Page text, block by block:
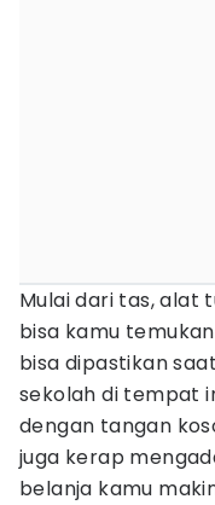
Mulai dari tas, alat
bisa kamu
bisa dipastikan
sekolah di tempat
dengan tangan
juga kerap
belanja kamu